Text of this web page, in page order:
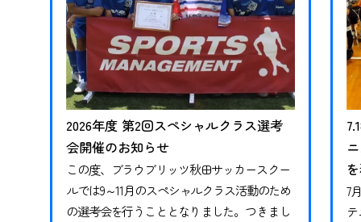
2026年度 第2回スペシャルクラス選考
会開催のお知らせ
この度、ブラウブリッツ秋田サッカースクー
ルでは9～11月のスペシャルクラス活動のため
の選考会を行うこととなりました。つきまし
7